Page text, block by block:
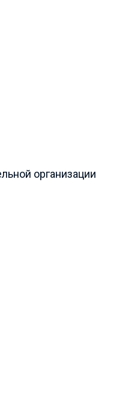
организации